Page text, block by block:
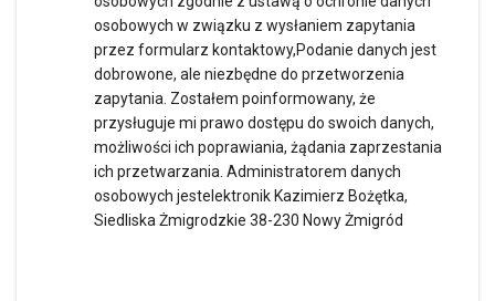
osobowych w związku z wysłaniem zapytania
przez formularz kontaktowy,Podanie danych jest
dobrowone, ale niezbędne do przetworzenia
zapytania. Zostałem poinformowany, że
przysługuje mi prawo dostępu do swoich danych,
możliwości ich poprawiania, żądania zaprzestania
ich przetwarzania. Administratorem danych
osobowych jestelektronik Kazimierz Bożętka,
Siedliska Żmigrodzkie 38-230 Nowy Żmigród